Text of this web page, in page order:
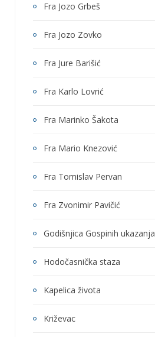
Fra Jozo Grbeš
Fra Jozo Zovko
Fra Jure Barišić
Fra Karlo Lovrić
Fra Marinko Šakota
Fra Mario Knezović
Fra Tomislav Pervan
Fra Zvonimir Pavičić
Godišnjica Gospinih ukazanja
Hodočasnička staza
Kapelica života
Križevac